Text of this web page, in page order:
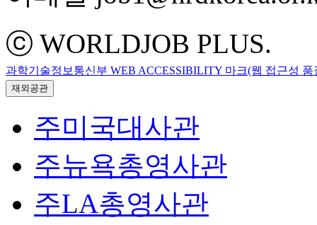
ⓒ WORLDJOB PLUS.
과학기술정보통신부 WEB ACCESSIBILITY 마크(웹 접근성 품
재외공관
주미국대사관
주뉴욕총영사관
주LA총영사관